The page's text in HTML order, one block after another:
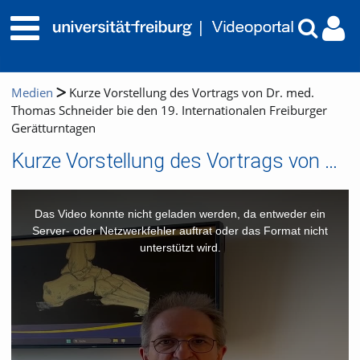
Medien
Kurze Vorstellung des Vortrags von Dr. med.
Thomas Schneider bie den 19. Internationalen Freiburger
Gerätturntagen
Kurze Vorstellung des Vortrags von Dr. med. Thomas Schneider bie den 19. Internationalen Freiburger Gerätturntagen
window.
Das Video konnte nicht geladen werden, da entweder ein
Server- oder Netzwerkfehler auftrat oder das Format nicht
unterstützt wird.